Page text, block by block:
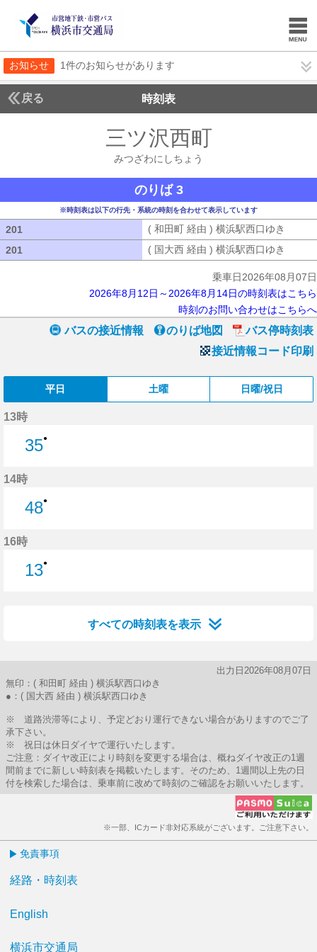
お知らせ 1件のお知らせがあります
戻る 時刻表
三ツ沢西町
みつざわにしちょう
のりば 3
※時刻表は以下の行先・系統の時刻を合わせて表示しています
201 ( 和田町 経由 ) 横浜駅西口ゆき
201
( 国大西 経由 ) 横浜駅西口ゆき
乗車日2026年08月07日
2026年8月12日～2026年8月14日の時刻表はこちら
時刻のお問い合わせはこちらへ
バスの接近情報 のりば地図
バス停時刻表
接近情報コード印刷
平日 土曜 日曜/祝日
13時
35●
14時
48●
16時
13●
すべての時刻表を表示
出力日2026年08月07日
無印：( 和田町 経由 ) 横浜駅西口ゆき
●：( 国大西 経由 ) 横浜駅西口ゆき
※ 道路渋滞等により、予定どおり運行できない場合がありますのでご了
承下さい。
※ 祝日は休日ダイヤで運行いたします。
ご注意：ダイヤ改正により時刻を変更する場合は、概ねダイヤ改正の1週
間前までに新しい時刻表を掲載いたします。そのため、1週間以上先の日
付を検索した場合は、乗車前に改めて時刻のご確認をお願いいたします。
※一部、ICカード非対応系統がございます。ご注意下さい。
免責事項
経路・時刻表
English
横浜市交通局